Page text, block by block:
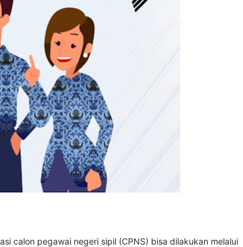
calon pegawai negeri sipil (CPNS) bisa dilakukan melalui